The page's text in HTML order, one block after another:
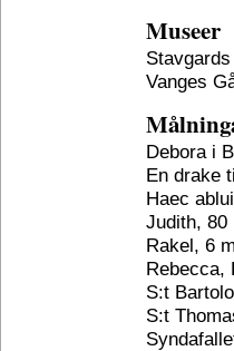
Museer
Vanges
Debora i
En drake
Haec
Judith, 80
Rakel, 6 m
Rebecca,
S:t
S:t